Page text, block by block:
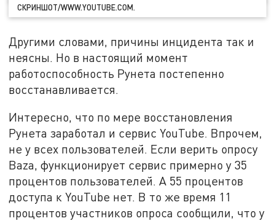
СКРИНШОТ/WWW.YOUTUBE.COM.
Другими словами, причины инцидента так и
неясны. Но в настоящий момент
работоспособность Рунета постепенно
восстанавливается.
Интересно, что по мере восстановления
Рунета заработал и сервис YouTube. Впрочем,
не у всех пользователей. Если верить опросу
Baza, функционирует сервис примерно у 35
процентов пользователей. А 55 процентов
доступа к YouTube нет. В то же время 11
процентов участников опроса сообщили, что у